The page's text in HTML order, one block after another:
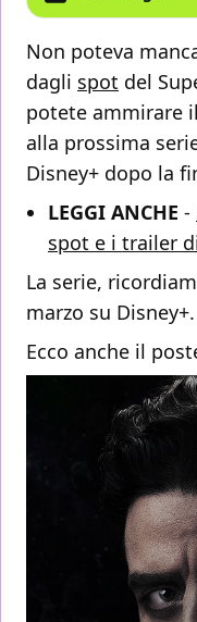
Non poteva
dagli spot del
potete ammirare
alla prossima
Disney+ dopo la
LEGGI ANCHE -
spot e i trailer
La serie,
marzo su Disney+.
Ecco anche il